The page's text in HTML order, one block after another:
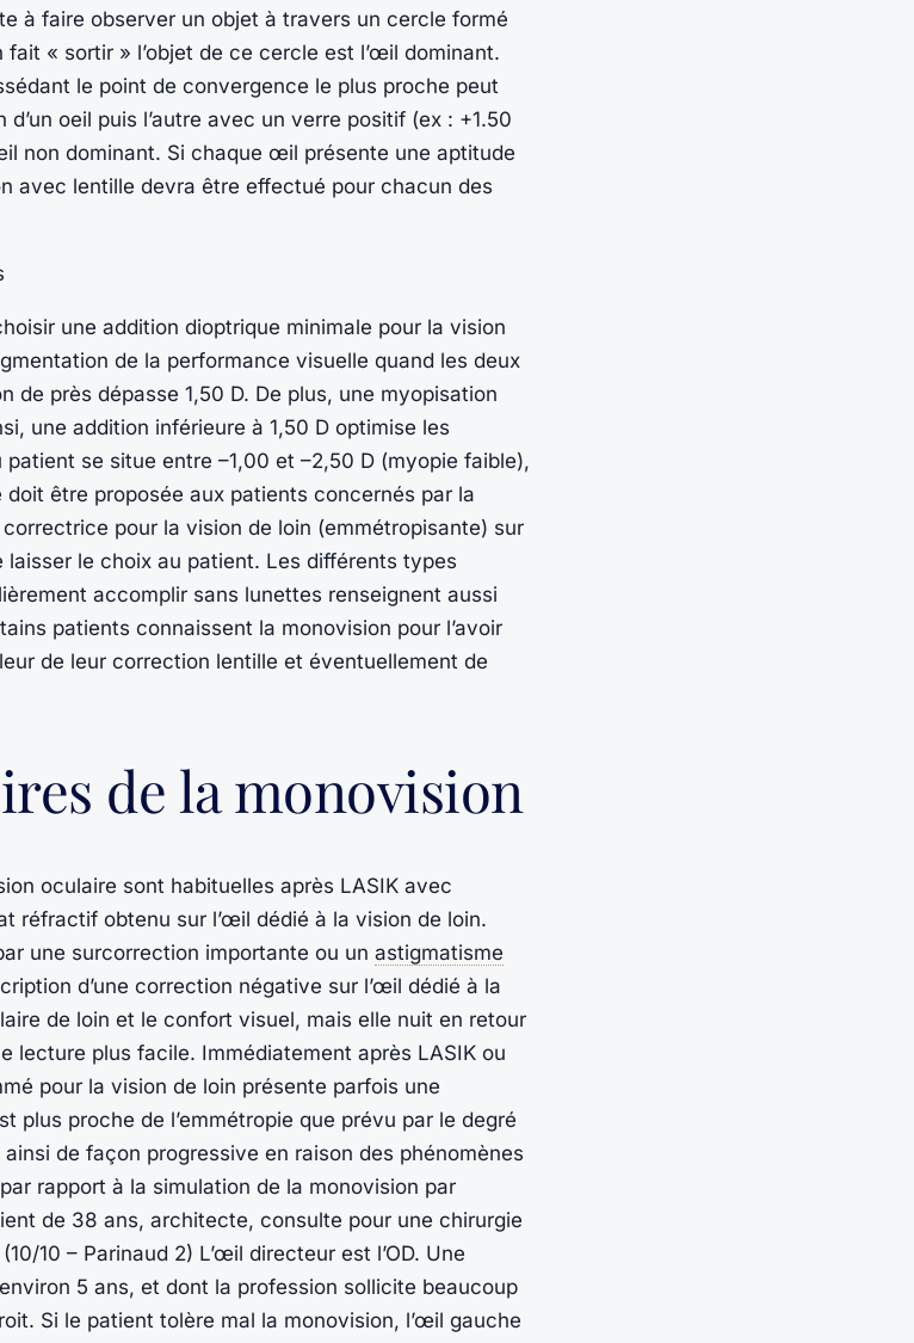
à faire observer un objet à travers un cercle formé
« sortir » l’objet de ce cercle est l’œil dominant.
le point de convergence le plus proche peut
oeil puis l’autre avec un verre positif (ex : +1.50
non dominant. Si chaque œil présente une aptitude
avec lentille devra être effectué pour chacun des
une addition dioptrique minimale pour la vision
de la performance visuelle quand les deux
de près dépasse 1,50 D. De plus, une myopisation
une addition inférieure à 1,50 D optimise les
se situe entre –1,00 et –2,50 D (myopie faible),
être proposée aux patients concernés par la
pour la vision de loin (emmétropisante) sur
le choix au patient. Les différents types
accomplir sans lunettes renseignent aussi
patients connaissent la monovision pour l’avoir
de leur correction lentille et éventuellement de
de la monovision
oculaire sont habituelles après LASIK avec
réfractif obtenu sur l’œil dédié à la vision de loin.
une surcorrection importante ou un astigmatisme
d’une correction négative sur l’œil dédié à la
de loin et le confort visuel, mais elle nuit en retour
lecture plus facile. Immédiatement après LASIK ou
pour la vision de loin présente parfois une
plus proche de l’emmétropie que prévu par le degré
de façon progressive en raison des phénomènes
rapport à la simulation de la monovision par
de 38 ans, architecte, consulte pour une chirurgie
10 – Parinaud 2) L’œil directeur est l’OD. Une
5 ans, et dont la profession sollicite beaucoup
Si le patient tolère mal la monovision, l’œil gauche